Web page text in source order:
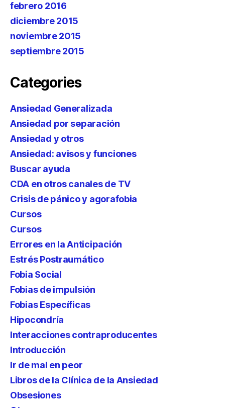
febrero 2016
diciembre 2015
noviembre 2015
septiembre 2015
Categories
Ansiedad Generalizada
Ansiedad por separación
Ansiedad y otros
Ansiedad: avisos y funciones
Buscar ayuda
CDA en otros canales de TV
Crisis de pánico y agorafobia
Cursos
Cursos
Errores en la Anticipación
Estrés Postraumático
Fobia Social
Fobias de impulsión
Fobias Específicas
Hipocondría
Interacciones contraproducentes
Introducción
Ir de mal en peor
Libros de la Clínica de la Ansiedad
Obsesiones